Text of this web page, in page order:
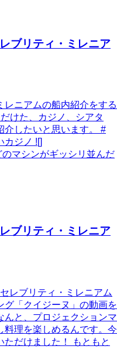
ブリティ・ミレニア
ニアムの船内紹介をする
けた、カジノ、シアタ
介したいと思います。 #
カジノ ![]
マシンがギッシリ並んだ
ブリティ・ミレニア
レブリティ・ミレニアム
グ「クイジーヌ」の動画を
んと、プロジェクションマ
料理を楽しめるんです。今
だけました！ もともと